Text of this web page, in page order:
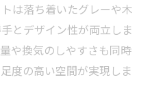
は落ち着いたグレーや木
とデザイン性が両立しま
や換気のしやすさも同時
度の高い空間が実現しま